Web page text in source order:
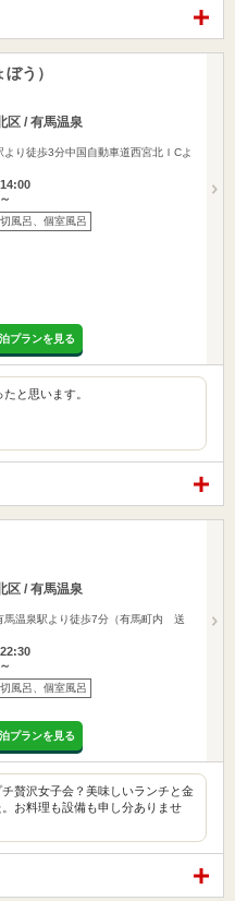
う）
区 / 有馬温泉
り徒歩3分中国自動車道西宮北ＩCよ
風呂、個室風呂
プランを見る
と思います。
区 / 有馬温泉
温泉駅より徒歩7分（有馬町内 送
風呂、個室風呂
プランを見る
贅沢女子会？美味しいランチと金
お料理も設備も申し分ありませ